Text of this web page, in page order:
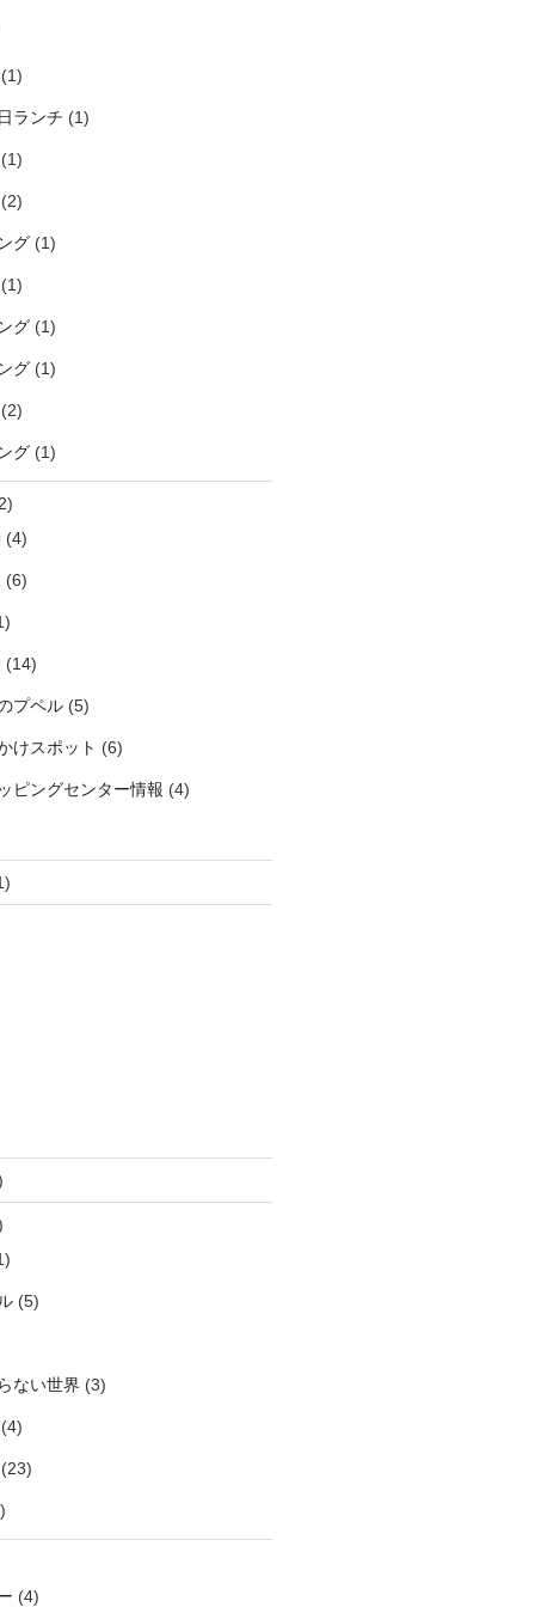
(1)
ランチ (1)
(1)
(2)
グ(1)
(1)
グ(1)
グ(1)
(2)
グ(1)
(4)
(6)
(14)
プペル(5)
けスポット (6)
ピングセンター情報 (4)
(5)
ない世界 (3)
(4)
(23)
(4)